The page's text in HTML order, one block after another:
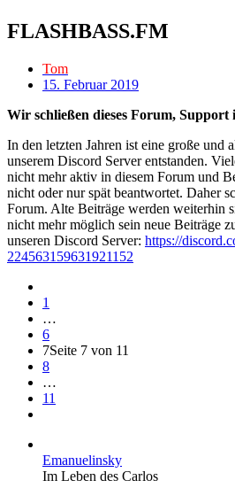
FLASHBASS.FM
Tom
15. Februar 2019
Wir schließen dieses Forum,
In den letzten Jahren ist eine große und
unserem Discord Server entstanden.
nicht mehr aktiv in diesem Forum und
nicht oder nur spät beantwortet. Daher
Forum. Alte Beiträge werden weiterhin
nicht mehr möglich sein neue Beiträge
unseren Discord Server: https://
224563159631921152
1
…
6
7Seite 7 von 11
8
…
11
Emanuelinsky
Im Leben des Carlos